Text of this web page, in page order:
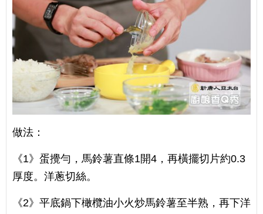
做法：
《1》蛋攪勻，馬鈴薯直條1開4，再橫擺切片約0.3
厚度。洋蔥切絲。
《2》平底鍋下橄欖油小火炒馬鈴薯至半熟，再下洋